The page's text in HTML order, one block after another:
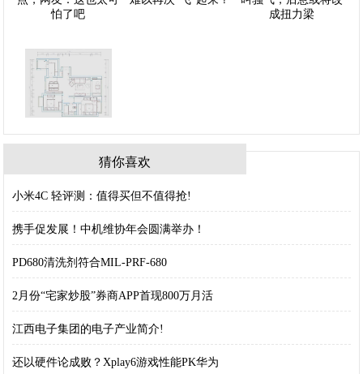
猜你喜欢
小米4C 轻评测：值得买但不值得抢!
携手促发展！中机维协年会圆满举办！
PD680清洗剂符合MIL-PRF-680
2月份“宅家炒股”券商APP首现800万月活
江西电子集团的电子产业简介!
还以硬件论成败？Xplay6游戏性能PK华为